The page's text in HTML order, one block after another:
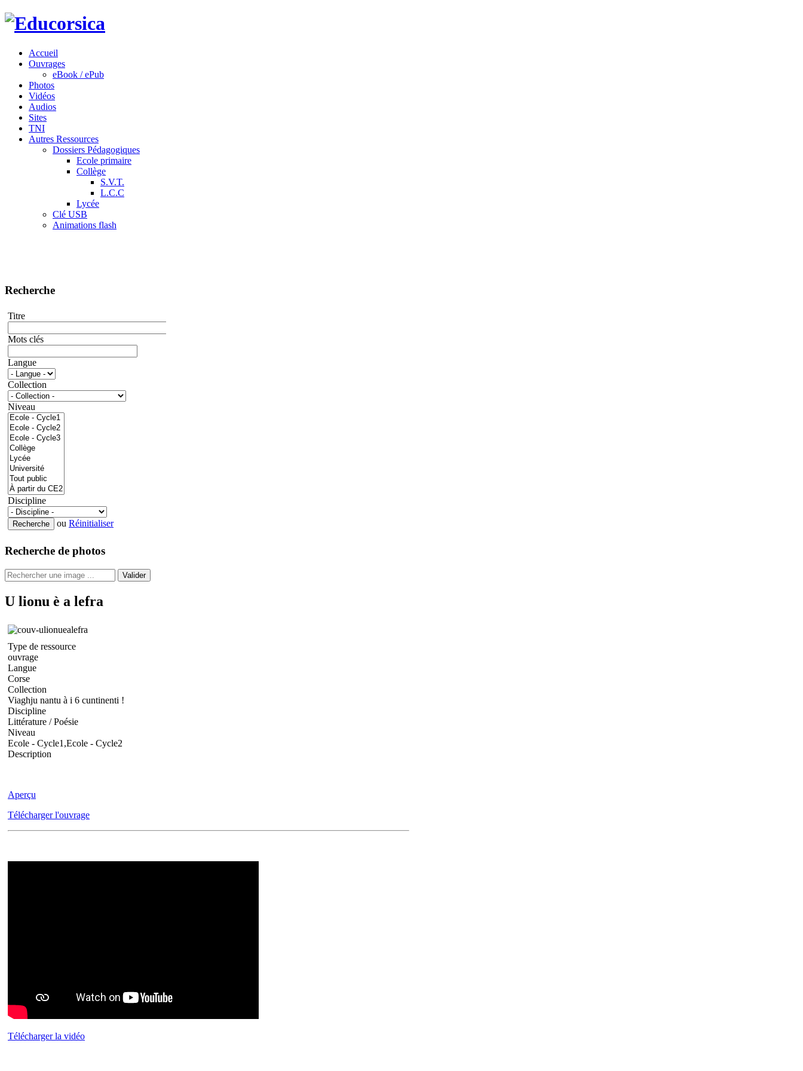
Accueil
Ouvrages
eBook / ePub
Photos
Vidéos
Audios
Sites
TNI
Autres Ressources
Dossiers Pédagogiques
Ecole primaire
Collège
S.V.T.
L.C.C
Lycée
Clé USB
Animations flash
Recherche
Titre
Mots clés
Langue
Collection
Niveau
Discipline
ou Réinitialiser
Recherche de photos
Valider
U lionu è a lefra
Type de ressource
ouvrage
Langue
Corse
Collection
Viaghju nantu à i 6 cuntinenti !
Discipline
Littérature / Poésie
Niveau
Ecole - Cycle1,Ecole - Cycle2
Description
Aperçu
Télécharger l'ouvrage
Télécharger la vidéo